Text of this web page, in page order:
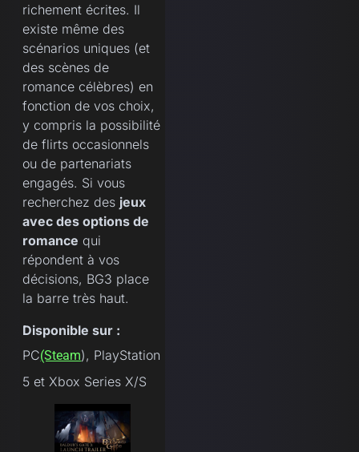
richement écrites. Il
existe même des
scénarios uniques (et
des scènes de
romance célèbres) en
fonction de vos choix,
y compris la possibilité
de flirts occasionnels
ou de partenariats
engagés. Si vous
recherchez des jeux
avec des options de
romance qui
répondent à vos
décisions, BG3 place
la barre très haut.
Disponible sur :
PC(Steam), PlayStation
5 et Xbox Series X/S